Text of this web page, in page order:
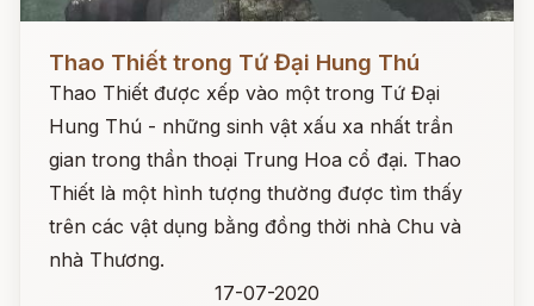
Thao Thiết trong Tứ Đại Hung Thú
Thao Thiết được xếp vào một trong Tứ Đại
Hung Thú - những sinh vật xấu xa nhất trần
gian trong thần thoại Trung Hoa cổ đại. Thao
Thiết là một hình tượng thường được tìm thấy
trên các vật dụng bằng đồng thời nhà Chu và
nhà Thương.
17-07-2020